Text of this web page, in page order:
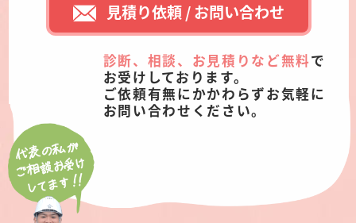
見積り依頼 / お問い合わせ
診断、相談、お見積りなど無料で
お受けしております。
ご依頼有無にかかわらずお気軽に
お問い合わせください。